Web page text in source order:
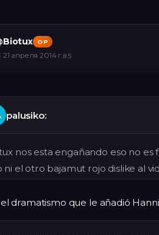
Biotux OP
21 апреля 2014 г.#5
palusiko:
nos esta engañando eso no
ni el otro bajamut rojo dislike al
el dramatismo que le añadió